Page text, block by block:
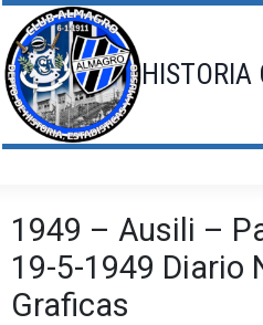
Saltar
al
contenido
HISTORIA
1949 – Ausili –
19-5-1949 Diario
Graficas